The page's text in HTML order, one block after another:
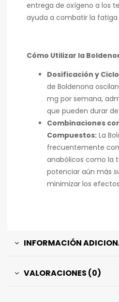
entrega de oxígeno a los
ayuda a combatir la
Cómo Utilizar la
Dosificación y
de Boldenona
mg por semana,
que pueden durar
Combinaciones
Compuestos: La
frecuentemente
anabólicos como la
potenciar aún más
minimizar los
INFORMACIÓN
VALORACIONES (0)